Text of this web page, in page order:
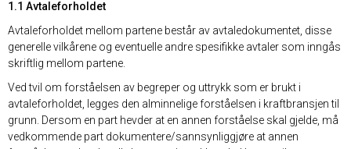
1.1 Avtaleforholdet
Avtaleforholdet mellom partene består av avtaledokumentet, disse
generelle vilkårene og eventuelle andre spesifikke avtaler som inngås
skriftlig mellom partene.
Ved tvil om forståelsen av begreper og uttrykk som er brukt i
avtaleforholdet, legges den alminnelige forståelsen i kraftbransjen til
grunn. Dersom en part hevder at en annen forståelse skal gjelde, må
vedkommende part dokumentere/sannsynliggjøre at annen